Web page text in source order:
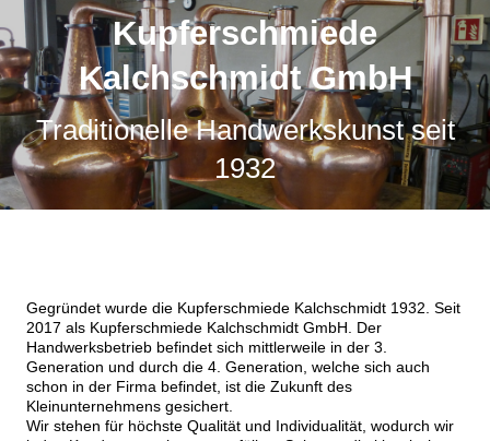
Kupferschmiede
Kalchschmidt GmbH
Traditionelle Handwerkskunst seit
1932
Gegründet wurde die Kupferschmiede Kalchschmidt 1932. Seit
2017 als Kupferschmiede Kalchschmidt GmbH. Der
Handwerksbetrieb befindet sich mittlerweile in der 3.
Generation und durch die 4. Generation, welche sich auch
schon in der Firma befindet, ist die Zukunft des
Kleinunternehmens gesichert.
Wir stehen für höchste Qualität und Individualität, wodurch wir